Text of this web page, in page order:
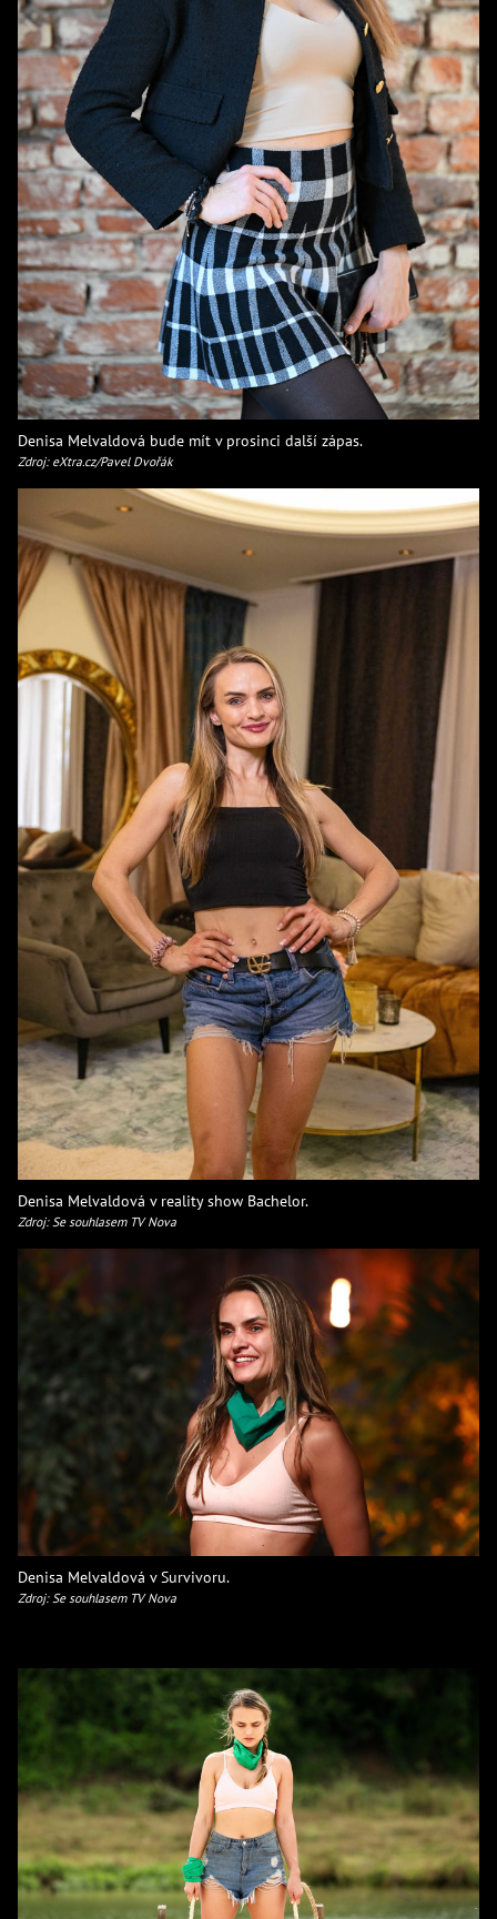
Denisa Melvaldová bude mít v prosinci další zápas.
Zdroj: eXtra.cz/Pavel Dvořák
Denisa Melvaldová v reality show Bachelor.
Zdroj: Se souhlasem TV Nova
Denisa Melvaldová v Survivoru.
Zdroj: Se souhlasem TV Nova